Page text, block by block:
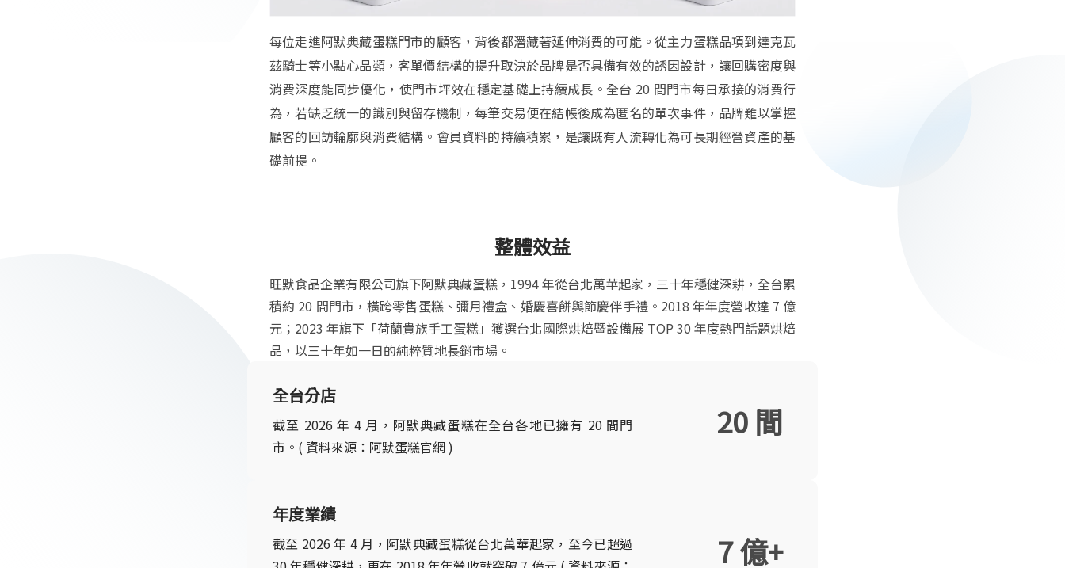
每位走進阿默典藏蛋糕門市的顧客，背後都潛藏著延伸消費的可能。從主力蛋糕品項到達克瓦
茲騎士等小點心品類，客單價結構的提升取決於品牌是否具備有效的誘因設計，讓回購密度與
消費深度能同步優化，使門市坪效在穩定基礎上持續成長。全台 20 間門市每日承接的消費行
為，若缺乏統一的識別與留存機制，每筆交易便在結帳後成為匿名的單次事件，品牌難以掌握
顧客的回訪輪廓與消費結構。會員資料的持續積累，是讓既有人流轉化為可長期經營資產的基
礎前提。
整體效益
旺默食品企業有限公司旗下阿默典藏蛋糕，1994 年從台北萬華起家，三十年穩健深耕，全台累
積約 20 間門市，橫跨零售蛋糕、彌月禮盒、婚慶喜餅與節慶伴手禮。2018 年年度營收達 7 億
元；2023 年旗下「荷蘭貴族手工蛋糕」獲選台北國際烘焙暨設備展 TOP 30 年度熱門話題烘焙
品，以三十年如一日的純粹質地長銷市場。
全台分店
截至 2026 年 4 月，阿默典藏蛋糕在全台各地已擁有 20 間門
市。( 資料來源：阿默蛋糕官網 )
20 間
年度業績
截至 2026 年 4 月，阿默典藏蛋糕從台北萬華起家，至今已超過
7 億+